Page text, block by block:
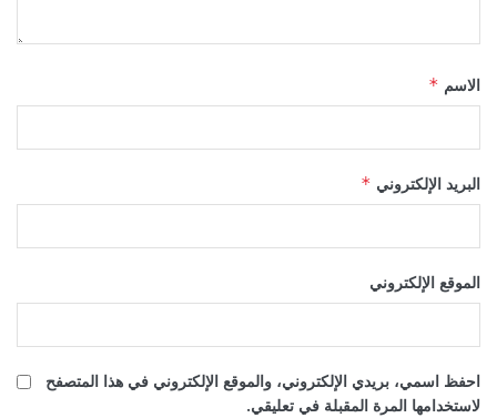
الاسم *
البريد الإلكتروني *
الموقع الإلكتروني
احفظ اسمي، بريدي الإلكتروني، والموقع الإلكتروني في هذا المتصفح
لاستخدامها المرة المقبلة في تعليقي.